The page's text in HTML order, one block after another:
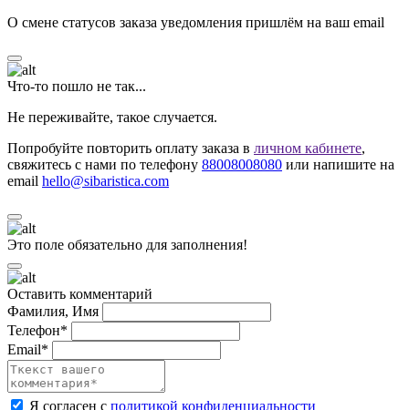
О смене статусов заказа уведомления пришлём на ваш email
Что-то пошло не так...
Не переживайте, такое случается.
Попробуйте повторить оплату заказа в личном кабинете,
свяжитесь с нами по телефону 88008008080 или напишите на
email hello@sibaristica.com
Это поле обязательно для заполнения!
Оставить комментарий
Фамилия, Имя
Телефон*
Email*
Я согласен с политикой конфиденциальности